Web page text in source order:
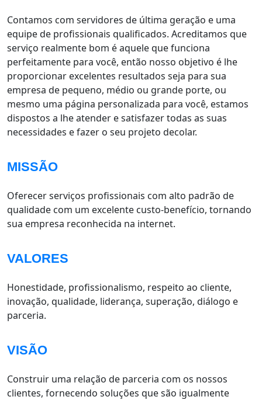
Contamos com servidores de última geração e uma
equipe de profissionais qualificados. Acreditamos que
serviço realmente bom é aquele que funciona
perfeitamente para você, então nosso objetivo é lhe
proporcionar excelentes resultados seja para sua
empresa de pequeno, médio ou grande porte, ou
mesmo uma página personalizada para você, estamos
dispostos a lhe atender e satisfazer todas as suas
necessidades e fazer o seu projeto decolar.
MISSÃO
Oferecer serviços profissionais com alto padrão de
qualidade com um excelente custo-benefício, tornando
sua empresa reconhecida na internet.
VALORES
Honestidade, profissionalismo, respeito ao cliente,
inovação, qualidade, liderança, superação, diálogo e
parceria.
VISÃO
Construir uma relação de parceria com os nossos
clientes, fornecendo soluções que são igualmente